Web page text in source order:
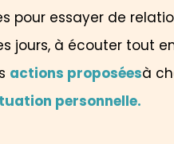
pour essayer de
jours, à écouter tout
actions proposéesà
personnelle.